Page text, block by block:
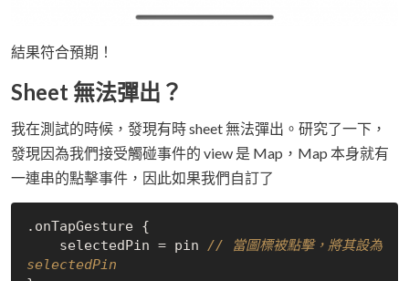
結果符合預期！
Sheet 無法彈出？
我在測試的時候，發現有時 sheet 無法彈出。研究了一下，
發現因為我們接受觸碰事件的 view 是 Map，Map 本身就有
一連串的點擊事件，因此如果我們自訂了
.onTapGesture {
    selectedPin = pin
// 當圖標被點擊，將其設為
selectedPin